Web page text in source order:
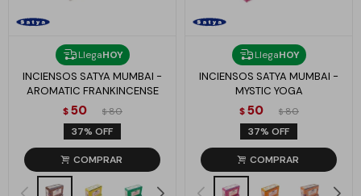
LlegaHOY
INCIENSOS SATYA MUMBAI -
AROMATIC FRANKINCENSE
$ 50 $ 80
37
LlegaHOY
INCIENSOS SATYA MUMBAI -
MYSTIC YOGA
$ 50 $ 80
37